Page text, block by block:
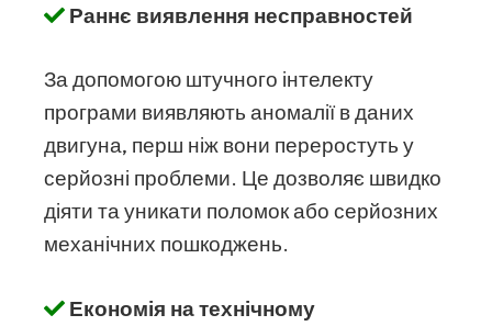
Раннє виявлення несправностей
За допомогою штучного інтелекту
програми виявляють аномалії в даних
двигуна, перш ніж вони переростуть у
серйозні проблеми. Це дозволяє швидко
діяти та уникати поломок або серйозних
механічних пошкоджень.
Економія на технічному